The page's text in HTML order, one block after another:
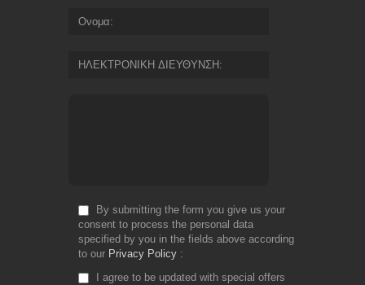
Ονομα
ΗΛΕΚΤΡΟΝΙΚΗ ΔΙΕΥΘΥΝΣΗ
By submitting the form you give us your
consent to process the personal data
specified by you in the fields above according
to our Privacy Policy
I agree to be updated with special offers